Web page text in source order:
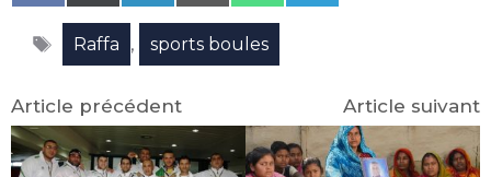
on
Facebook
on
X
(Twitter)
on
LinkedIn
on
Email
on
WhatsApp
on
Étiquettes
Raffa , sports boules
Article précédent Article suivant